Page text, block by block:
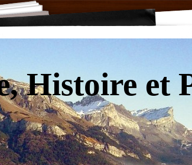
Histoire et